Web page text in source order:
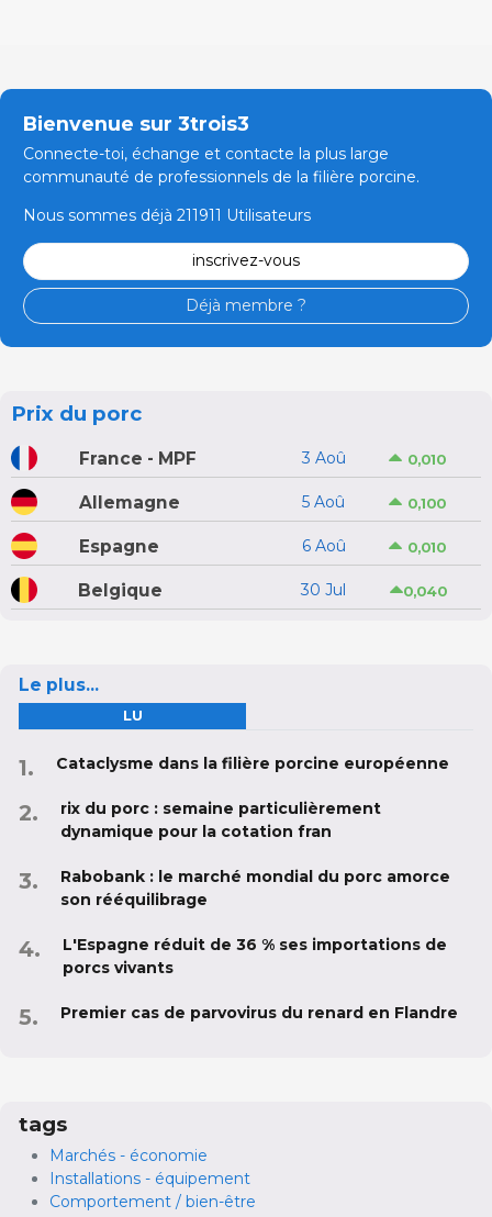
Bienvenue sur 3trois3
Connecte-toi, échange et contacte la plus large
communauté de professionnels de la filière porcine.
Nous sommes déjà 211911 Utilisateurs
inscrivez-vous
Déjà membre ?
Prix du porc
France - MPF 3 Aoû 0,010
Allemagne 5 Aoû 0,100
Espagne 6 Aoû 0,010
Belgique 30 Jul 0,040
Le plus...
LU
Cataclysme dans la filière porcine européenne
rix du porc : semaine particulièrement
dynamique pour la cotation fran
Rabobank : le marché mondial du porc amorce
son rééquilibrage
L'Espagne réduit de 36 % ses importations de
porcs vivants
Premier cas de parvovirus du renard en Flandre
tags
Marchés - économie
Installations - équipement
Comportement / bien-être